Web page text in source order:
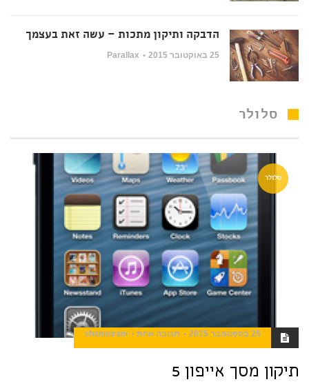
הדבקה ותיקון מתכות – עשה זאת בעצמך
25 באוקטובר 2015 Parallax
סלולר
סלולר
25 בספטמבר 2015 תגובה אחת shanisirani
תיקון מסך אייפון 5